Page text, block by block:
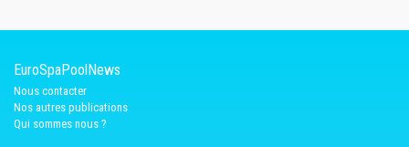
EuroSpaPoolNews
Nous contacter
Nos autres publications
Qui sommes nous ?